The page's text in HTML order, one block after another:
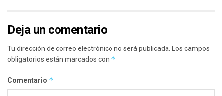
Deja un comentario
Tu dirección de correo electrónico no será publicada. Los campos
obligatorios están marcados con *
Comentario *